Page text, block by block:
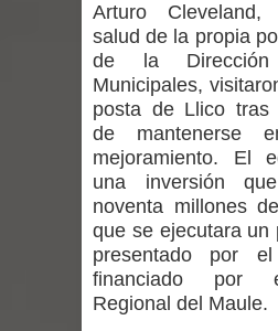
Mario Meza
ministra de
Linares: “No dará
Seremi de
mantiene
niños y
emergencia.
Arturo
salud de la propia
de la
Municipales,
posta de Llico tras
de mantenerse
mejoramiento. El
una inversión
noventa millones
que se ejecutara un
presentado por
financiado por
Regional del Maule.